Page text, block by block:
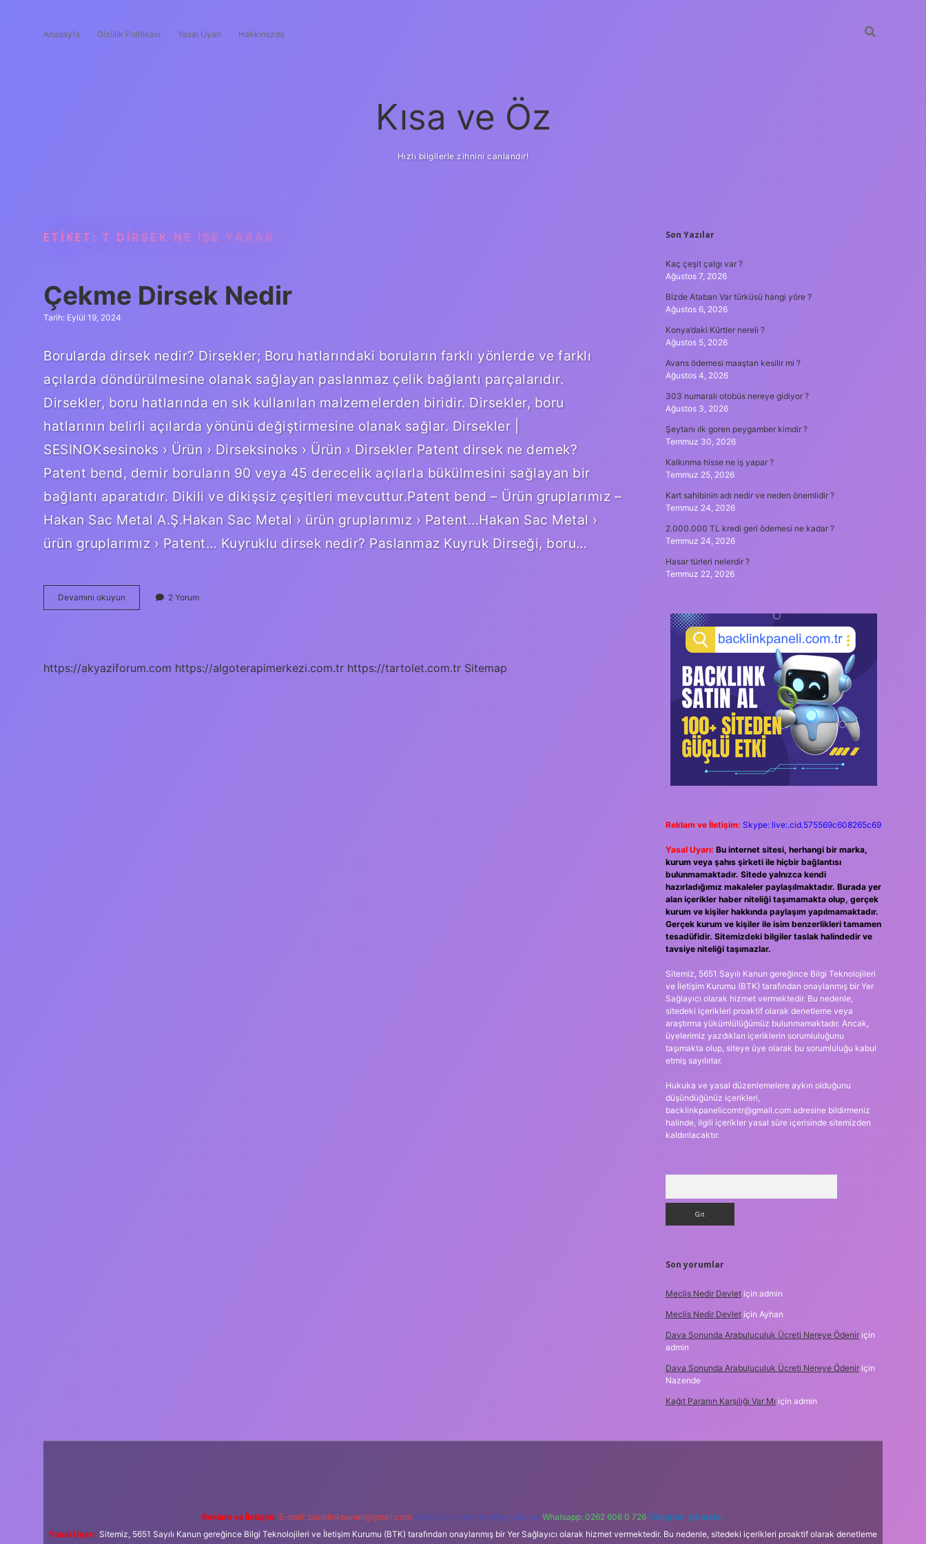
Anasayfa Gizlilik Politikası Yasal Uyarı Hakkımızda
Kısa ve Öz
Hızlı bilgilerle zihnini canlandır!
ETIKET: T DIRSEK NE IŞE YARAR
Çekme Dirsek Nedir
Tarih: Eylül 19, 2024
Borularda dirsek nedir? Dirsekler; Boru hatlarındaki boruların farklı yönlerde ve farklı
açılarda döndürülmesine olanak sağlayan paslanmaz çelik bağlantı parçalarıdır.
Dirsekler, boru hatlarında en sık kullanılan malzemelerden biridir. Dirsekler, boru
hatlarının belirli açılarda yönünü değiştirmesine olanak sağlar. Dirsekler |
SESINOKsesinoks › Ürün › Dirseksinoks › Ürün › Dirsekler Patent dirsek ne demek?
Patent bend, demir boruların 90 veya 45 derecelik açılarla bükülmesini sağlayan bir
bağlantı aparatıdır. Dikili ve dikişsiz çeşitleri mevcuttur.Patent bend – Ürün gruplarımız –
Hakan Sac Metal A.Ş.Hakan Sac Metal › ürün gruplarımız › Patent…Hakan Sac Metal ›
ürün gruplarımız › Patent… Kuyruklu dirsek nedir? Paslanmaz Kuyruk Dirseği, boru…
Devamını okuyun
Dirsek
2 Yorum
https://akyaziforum.com https://algoterapimerkezi.com.tr https://tartolet.com.tr Sitemap
SIDEBAR
Son Yazılar
Kaç çeşit çalgı var ?
Ağustos 7, 2026
Bizde Atabarı Var türküsü hangi yöre ?
Ağustos 6, 2026
Konya’daki Kürtler nereli ?
Ağustos 5, 2026
Avans ödemesi maaştan kesilir mi ?
Ağustos 4, 2026
303 numaralı otobüs nereye gidiyor ?
Ağustos 3, 2026
Şeytanı ılk goren peygamber kimdir ?
Temmuz 30, 2026
Kalkınma hisse ne iş yapar ?
Temmuz 25, 2026
Kart sahibinin adı nedir ve neden önemlidir ?
Temmuz 24, 2026
2.000.000 TL kredi geri ödemesi ne kadar ?
Temmuz 24, 2026
Hasar türleri nelerdir ?
Temmuz 22, 2026
Reklam ve İletişim: Skype: live:.cid.575569c608265c69
Yasal Uyarı: Bu internet sitesi, herhangi bir marka,
kurum veya şahıs şirketi ile hiçbir bağlantısı
bulunmamaktadır. Sitede yalnızca kendi
hazırladığımız makaleler paylaşılmaktadır. Burada yer
alan içerikler haber niteliği taşımamakta olup, gerçek
kurum ve kişiler hakkında paylaşım yapılmamaktadır.
Gerçek kurum ve kişiler ile isim benzerlikleri tamamen
tesadüfidir. Sitemizdeki bilgiler taslak halindedir ve
tavsiye niteliği taşımazlar.
Sitemiz, 5651 Sayılı Kanun gereğince Bilgi Teknolojileri
ve İletişim Kurumu (BTK) tarafından onaylanmış bir Yer
Sağlayıcı olarak hizmet vermektedir. Bu nedenle,
sitedeki içerikleri proaktif olarak denetleme veya
araştırma yükümlülüğümüz bulunmamaktadır. Ancak,
üyelerimiz yazdıkları içeriklerin sorumluluğunu
taşımakta olup, siteye üye olarak bu sorumluluğu kabul
etmiş sayılırlar.
Hukuka ve yasal düzenlemelere aykırı olduğunu
düşündüğünüz içerikleri,
backlinkpanelicomtr@gmail.comadresine bildirmeniz
halinde, ilgili içerikler yasal süre içerisinde sitemizden
kaldırılacaktır.
Son yorumlar
Meclis Nedir Devletiçin admin
Meclis Nedir Devletiçin Ayhan
Dava Sonunda Arabuluculuk Ücreti Nereye Ödeniriçin
admin
Dava Sonunda Arabuluculuk Ücreti Nereye Ödeniriçin
Nazende
Kağıt Paranın Karşılığı Var Mı için admin
Reklam ve İletişim: E-mail: backlinkpaneli@gmail.com Teams: forumhizmeti@gmail.com Whatsapp: 0262 606 0 726 Telegram: @karabul
Yasal Uyarı: Sitemiz, 5651 Sayılı Kanun gereğince Bilgi Teknolojileri ve İletişim Kurumu (BTK) tarafından onaylanmış bir Yer Sağlayıcı olarak hizmet vermektedir. Bu nedenle, sitedeki içerikleri proaktif olarak denetleme